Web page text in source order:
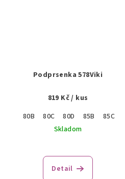
90D 90E 95B 95C
95D
Podprsenka 578Viki
819 Kč/ kus
80B
80C 80D 85B 85C
Skladom
Detail